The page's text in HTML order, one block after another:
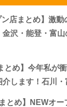
ン店まとめ】激
沢・能登・富
とめ】今年私が
介します！石川
とめ】NEWオー